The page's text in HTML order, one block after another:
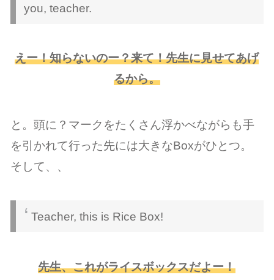
you, teacher.
えー！知らないのー？来て！先生に見せてあげ
るから。
と。頭に？マークをたくさん浮かべながらも手
を引かれて行った先には大きなBoxがひとつ。
そして、、
Teacher, this is Rice Box!
先生、これがライスボックスだよー！